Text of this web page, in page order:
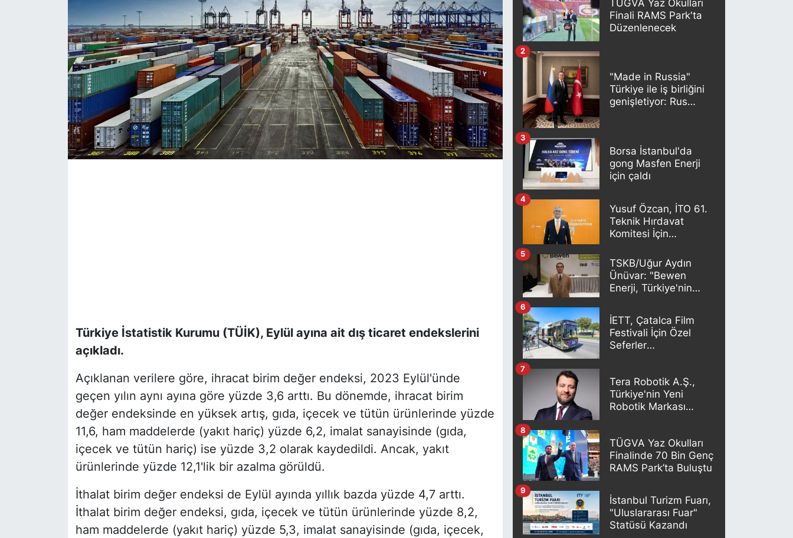
Türkiye İstatistik Kurumu (TÜİK), Eylül ayına ait dış ticaret endekslerini
açıkladı.
Açıklanan verilere göre, ihracat birim değer endeksi, 2023 Eylül'ünde
geçen yılın aynı ayına göre yüzde 3,6 arttı. Bu dönemde, ihracat birim
değer endeksinde en yüksek artış, gıda, içecek ve tütün ürünlerinde yüzde
11,6, ham maddelerde (yakıt hariç) yüzde 6,2, imalat sanayisinde (gıda,
içecek ve tütün hariç) ise yüzde 3,2 olarak kaydedildi. Ancak, yakıt
ürünlerinde yüzde 12,1'lik bir azalma görüldü.
İthalat birim değer endeksi de Eylül ayında yıllık bazda yüzde 4,7 arttı.
İthalat birim değer endeksi, gıda, içecek ve tütün ürünlerinde yüzde 8,2,
ham maddelerde (yakıt hariç) yüzde 5,3, imalat sanayisinde (gıda, içecek,
TÜGVA Yaz Okulları
Finali RAMS Park'ta
Düzenlenecek
"Made in Russia"
Türkiye ile iş birliğini
genişletiyor: Rus
2
Borsa İstanbul'da
gong Masfen Enerji
için çaldı
3
Yusuf Özcan, İTO 61.
Teknik Hırdavat
Komitesi İçin
4
TSKB/Uğur Aydın
Ünüvar: "Bewen
Enerji, Türkiye'nin
geleceğinde önemli
bir oyuncu olacak"
5
İETT, Çatalca Film
Festivali İçin Özel
Seferler
6
Tera Robotik A.Ş.,
Türkiye'nin Yeni
Robotik Markası
7
TÜGVA Yaz Okulları
Finalinde 70 Bin Genç
RAMS Park’ta Buluştu
8
İstanbul Turizm Fuarı,
"Uluslararası Fuar"
Statüsü Kazandı
9
KONGRE HABERLERİ
KONGRE TAKVİMİ
RÖPORTAJLAR
BİYOGRAFİLER